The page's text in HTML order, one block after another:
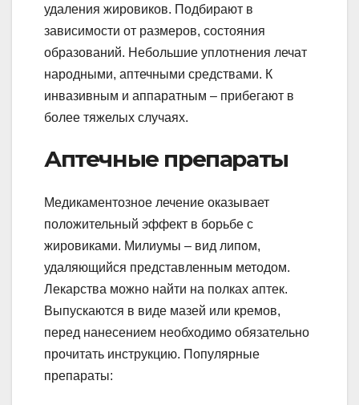
удаления жировиков. Подбирают в
зависимости от размеров, состояния
образований. Небольшие уплотнения лечат
народными, аптечными средствами. К
инвазивным и аппаратным – прибегают в
более тяжелых случаях.
Аптечные препараты
Медикаментозное лечение оказывает
положительный эффект в борьбе с
жировиками. Милиумы – вид липом,
удаляющийся представленным методом.
Лекарства можно найти на полках аптек.
Выпускаются в виде мазей или кремов,
перед нанесением необходимо обязательно
прочитать инструкцию. Популярные
препараты: